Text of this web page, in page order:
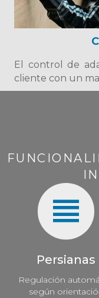
El control de
cliente con un
Persianas
Regulación
según